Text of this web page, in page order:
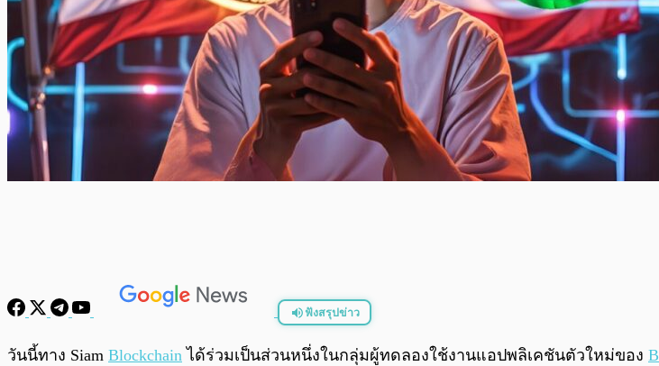
ฟังสรุปข่าว
พร้อมเล่น
วันนี้ทาง Siam Blockchain ได้ร่วมเป็นส่วนหนึ่งในกลุ่มผู้ทดลองใช้งานแอปพลิเคชันตัวใหม่ของ